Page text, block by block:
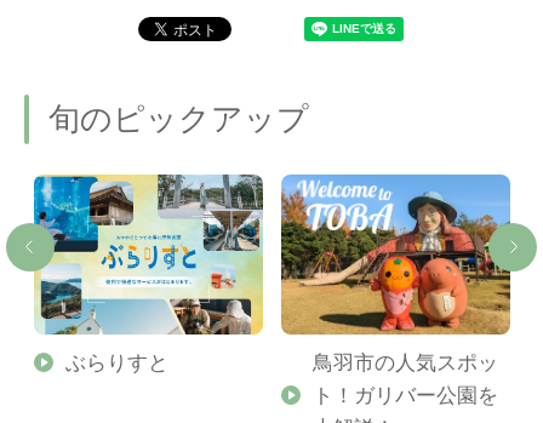
旬のピックアップ
ぶらりすと
鳥羽市の人気スポッ
ト！ガリバー公園を